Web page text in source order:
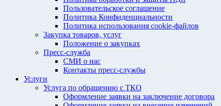
Пользовательское соглашение
Политика Конфиденциальности
Политика использования cookie-файлов
Закупка товаров, услуг
Положение о закупках
Пресс-служба
СМИ о нас
Контакты пресс-службы
Услуги
Услуга по обращению с ТКО
Оформление заявки на заключение договора